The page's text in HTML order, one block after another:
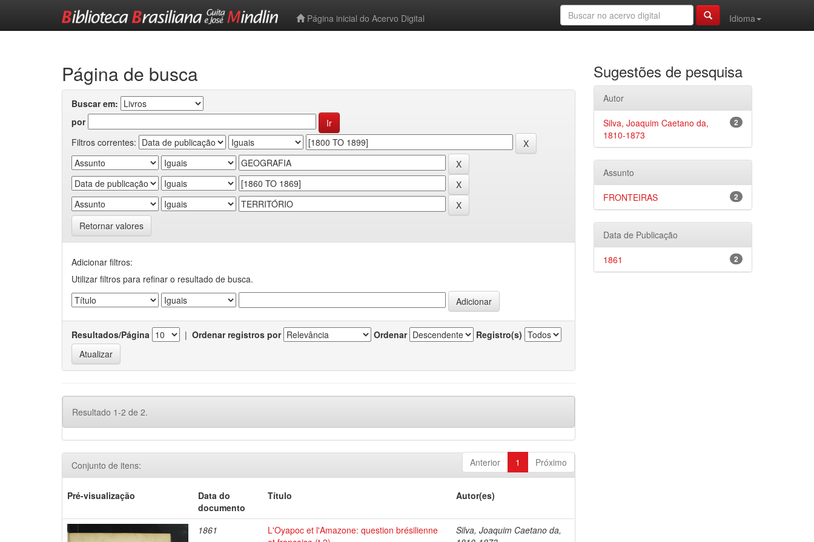
Página inicial do Acervo Digital
Idioma
Página de busca
Buscar em:
por
Filtros correntes:
Retornar valores
Adicionar filtros:
Utilizar filtros para refinar o resultado de busca.
Resultados/Página | Ordenar registros por Ordenar Registro(s)
Resultado 1-2 de 2.
Anterior 1 Próximo
Conjunto de itens:
Pré-visualização
Data do
documento
Título Autor(es)
1861
L'Oyapoc et l'Amazone: question brésilienne
Silva, Joaquim Caetano da,
Sugestões de pesquisa
Autor
2
Silva, Joaquim Caetano da,
1810-1873
Assunto
2
FRONTEIRAS
Data de Publicação
2
1861